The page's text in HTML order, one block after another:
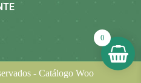
- Catálogo Woo
0